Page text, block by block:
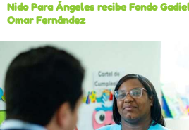
Nido Para Ángeles recibe Fondo
Omar Fernández